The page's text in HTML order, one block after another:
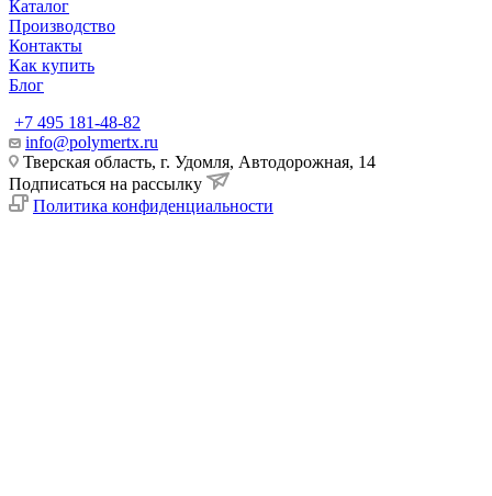
Каталог
Производство
Контакты
Как купить
Блог
+7 495 181-48-82
info@polymertx.ru
Тверская область, г. Удомля, Автодорожная, 14
Подписаться на рассылку
Политика конфиденциальности